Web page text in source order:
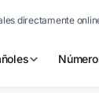
directamente